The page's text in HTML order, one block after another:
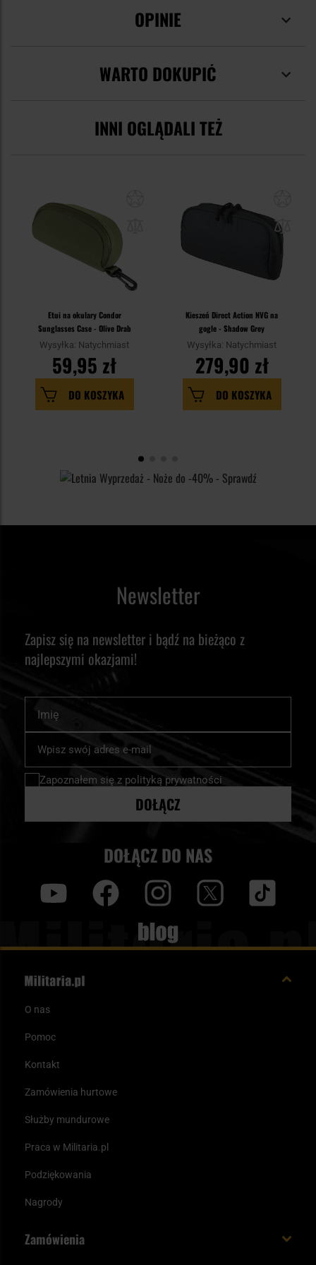
OPINIE
WARTO DOKUPIĆ
INNI OGLĄDALI TEŻ
Etui na okulary Condor
Sunglasses Case - Olive Drab
Wysyłka: Natychmiast
59,95 zł
DO KOSZYKA
Kieszeń Direct Action NVG na
gogle - Shadow Grey
Wysyłka: Natychmiast
279,90 zł
DO KOSZYKA
Newsletter
Zapisz się na newsletter i bądź na bieżąco z
najlepszymi okazjami!
nasz
newsletter:
Zapoznałem się z polityką prywatności
DOŁĄCZ
DOŁĄCZ DO NAS
Blog
O nas
Pomoc
Kontakt
Zamówienia hurtowe
Służby mundurowe
Praca w Militaria.pl
Podziękowania
Nagrody
Zamówienia